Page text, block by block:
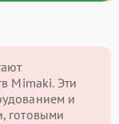
Mimaki. Эти
и
готовыми